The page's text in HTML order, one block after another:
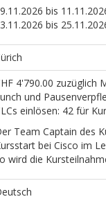
bis
bis
4'790.00 zuzüglich
und
einlösen: 42 für
Team Captain des
bei Cisco im
wird die